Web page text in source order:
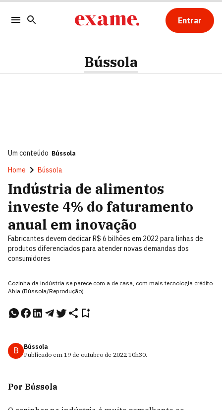
Entrar
Bússola
Um conteúdo Bússola
Home Bússola
Indústria de alimentos
investe 4% do faturamento
anual em inovação
Fabricantes devem dedicar R$ 6 bilhões em 2022 para linhas de
produtos diferenciados para atender novas demandas dos
consumidores
Cozinha da indústria se parece com a de casa, com mais tecnologia crédito
Abia (Bússola/Reprodução)
B
Bússola
Publicado em 19 de outubro de 2022 10h30.
Por Bússola